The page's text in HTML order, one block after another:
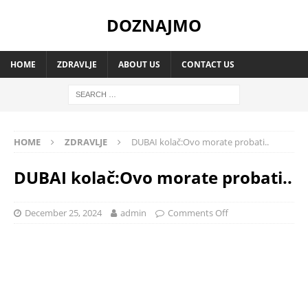
DOZNAJMO
HOME ZDRAVLJE ABOUT US CONTACT US
HOME ZDRAVLJE DUBAI kolač:Ovo morate probati..
DUBAI kolač:Ovo morate probati..
December 25, 2024 admin Comments Off